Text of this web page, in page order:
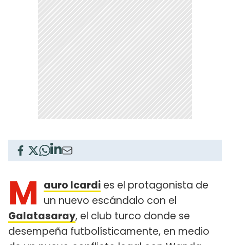
M auro Icardi es el protagonista de
un nuevo escándalo con el
Galatasaray, el club turco donde se
desempeña futbolísticamente, en medio